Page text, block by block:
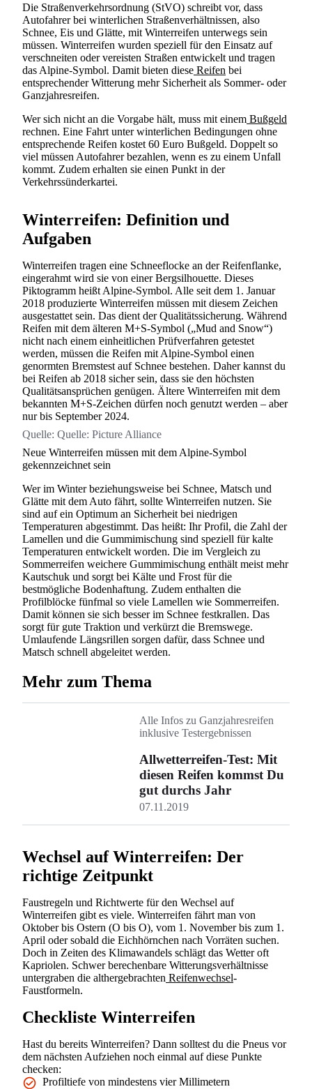
Die Straßenverkehrsordnung (StVO) schreibt vor, dass
Autofahrer bei winterlichen Straßenverhältnissen, also
Schnee, Eis und Glätte, mit Winterreifen unterwegs sein
müssen. Winterreifen wurden speziell für den Einsatz auf
verschneiten oder vereisten Straßen entwickelt und tragen
das Alpine-Symbol. Damit bieten diese Reifen bei
entsprechender Witterung mehr Sicherheit als Sommer- oder
Ganzjahresreifen.
Wer sich nicht an die Vorgabe hält, muss mit einem Bußgeld
rechnen. Eine Fahrt unter winterlichen Bedingungen ohne
entsprechende Reifen kostet 60 Euro Bußgeld. Doppelt so
viel müssen Autofahrer bezahlen, wenn es zu einem Unfall
kommt. Zudem erhalten sie einen Punkt in der
Verkehrssünderkartei.
Winterreifen: Definition und
Aufgaben
Winterreifen tragen eine Schneeflocke an der Reifenflanke,
eingerahmt wird sie von einer Bergsilhouette. Dieses
Piktogramm heißt Alpine-Symbol. Alle seit dem 1. Januar
2018 produzierte Winterreifen müssen mit diesem Zeichen
ausgestattet sein. Das dient der Qualitätssicherung. Während
Reifen mit dem älteren M+S-Symbol („Mud and Snow“)
nicht nach einem einheitlichen Prüfverfahren getestet
werden, müssen die Reifen mit Alpine-Symbol einen
genormten Bremstest auf Schnee bestehen. Daher kannst du
bei Reifen ab 2018 sicher sein, dass sie den höchsten
Qualitätsansprüchen genügen. Ältere Winterreifen mit dem
bekannten M+S-Zeichen dürfen noch genutzt werden – aber
nur bis September 2024.
Quelle: Quelle: Picture Alliance
Neue Winterreifen müssen mit dem Alpine-Symbol
gekennzeichnet sein
Wer im Winter beziehungsweise bei Schnee, Matsch und
Glätte mit dem Auto fährt, sollte Winterreifen nutzen. Sie
sind auf ein Optimum an Sicherheit bei niedrigen
Temperaturen abgestimmt. Das heißt: Ihr Profil, die Zahl der
Lamellen und die Gummimischung sind speziell für kalte
Temperaturen entwickelt worden. Die im Vergleich zu
Sommerreifen weichere Gummimischung enthält meist mehr
Kautschuk und sorgt bei Kälte und Frost für die
bestmögliche Bodenhaftung. Zudem enthalten die
Profilblöcke fünfmal so viele Lamellen wie Sommerreifen.
Damit können sie sich besser im Schnee festkrallen. Das
sorgt für gute Traktion und verkürzt die Bremswege.
Umlaufende Längsrillen sorgen dafür, dass Schnee und
Matsch schnell abgeleitet werden.
Mehr zum Thema
Alle Infos zu Ganzjahresreifen
inklusive Testergebnissen
Allwetterreifen-Test: Mit
diesen Reifen kommst Du
gut durchs Jahr
07.11.2019
Wechsel auf Winterreifen: Der
richtige Zeitpunkt
Faustregeln und Richtwerte für den Wechsel auf
Winterreifen gibt es viele. Winterreifen fährt man von
Oktober bis Ostern (O bis O), vom 1. November bis zum 1.
April oder sobald die Eichhörnchen nach Vorräten suchen.
Doch in Zeiten des Klimawandels schlägt das Wetter oft
Kapriolen. Schwer berechenbare Witterungsverhältnisse
untergraben die althergebrachten Reifenwechsel-
Faustformeln.
Checkliste Winterreifen
Hast du bereits Winterreifen? Dann solltest du die Pneus vor
dem nächsten Aufziehen noch einmal auf diese Punkte
checken:
Profiltiefe von mindestens vier Millimetern